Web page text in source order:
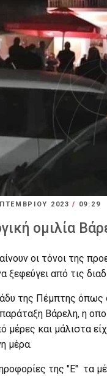
2023/ 09:29
ομιλία
οι τόνοι της
ξεφεύγει από τις
της Πέμπτης όπως
Βάρελη, η
μέρες και μάλιστα
μέρα.
της "Ε" τα